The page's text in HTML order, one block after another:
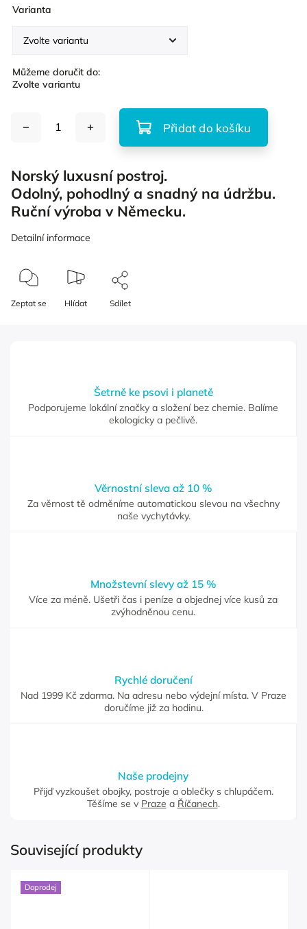
Varianta
Můžeme doručit do:
Zvolte variantu
Přidat do košíku
Norský luxusní postroj.
Odolný, pohodlný a snadný na údržbu.
Ruční výroba v Německu.
Detailní informace
Zeptat se Hlídat Sdílet
Šetrně ke psovi i planetě
Podporujeme lokální značky a složení bez chemie. Balíme
ekologicky a pečlivě.
Věrnostní sleva až 10 %
Za věrnost tě odměníme automatickou slevou na všechny
naše vychytávky.
Množstevní slevy až 15 %
Více za méně. Ušetři čas i peníze a objednej více kusů za
zvýhodněnou cenu.
Rychlé doručení
Nad 1999 Kč zdarma. Na adresu nebo výdejní místa. V Praze
doručíme již za hodinu.
Naše prodejny
Přijď vyzkoušet obojky, postroje a oblečky s chlupáčem.
Těšíme se v Praze a Říčanech.
Související produkty
Doprodej